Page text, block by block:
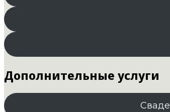
Дополнительные услуги